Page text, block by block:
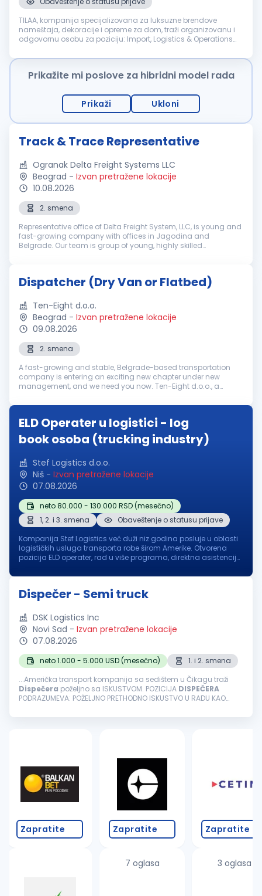
TILAA, kompanija specijalizovana za luksuzne brendove
nameštaja, dekoracije i opreme za dom, traži organizovanu i
odgovornu osobu za poziciju: Import, Logistics & Operations
organizaciju uvoza, među...
Prikažite mi poslove za hibridni model rada
Prikaži Ukloni
Track & Trace Representative
Ogranak Delta Freight Systems LLC
Beograd - Izvan pretražene lokacije
10.08.2026
2. smena
Representative office of Delta Freight System, LLC, is young and
fast-growing company with offices in Jagodina and
Belgrade. Our team is group of young, highly skilled
Dispatcher (Dry Van or Flatbed)
Ten-Eight d.o.o.
Beograd - Izvan pretražene lokacije
09.08.2026
2. smena
A fast-growing and stable, Belgrade-based transportation
company is entering an exciting new chapter under new
management, and we need you now. Ten-Eight d.o.o., a
its team and is currently s...
ELD Operater u logistici - log
book osoba (trucking industry)
Stef Logistics d.o.o.
Niš - Izvan pretražene lokacije
07.08.2026
neto 80.000 - 130.000 RSD (mesečno)
1, 2. i 3. smena
Obaveštenje o statusu prijave
Kompanija Stef Logistics već duži niz godina posluje u oblasti
logističkih usluga transporta robe širom Amerike. Otvorena
pozicija ELD operater, rad u više programa, direktna asistencija
ELD ...
Dispečer - Semi truck
DSK Logistics Inc
Novi Sad - Izvan pretražene lokacije
07.08.2026
neto 1.000 - 5.000 USD (mesečno)
1. i 2. smena
...Američka transport kompanija sa sedištem u Čikagu traži
Dispečera poželjno sa ISKUSTVOM. POZICIJA DISPEČERA
PODRAZUMEVA: POŽELJNO PRETHODNO ISKUSTVO U RADU KAO
kancelarije u NOVOM SADU...
Zapratite Zapratite
7 oglasa
Zapratite
3 oglasa